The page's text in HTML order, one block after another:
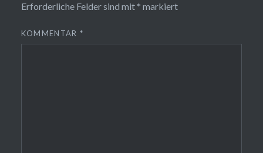
Erforderliche Felder sind mit * markiert
KOMMENTAR *